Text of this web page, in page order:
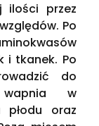
ilości przez
Po
i tkanek. Po
do
wapnia w
płodu oraz